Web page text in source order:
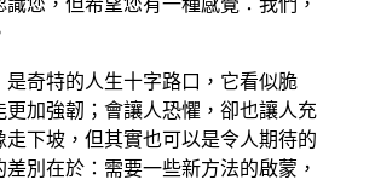
識您，但希望您有一種感覺：我們，
是奇特的人生十字路口，它看似脆
更加強韌；會讓人恐懼，卻也讓人充
走下坡，但其實也可以是令人期待的
差別在於：需要一些新方法的啟蒙，